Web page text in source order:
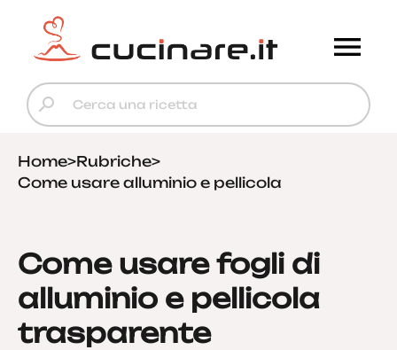
Home>Rubriche>
Come usare alluminio e pellicola
Come usare fogli di
alluminio e pellicola
trasparente